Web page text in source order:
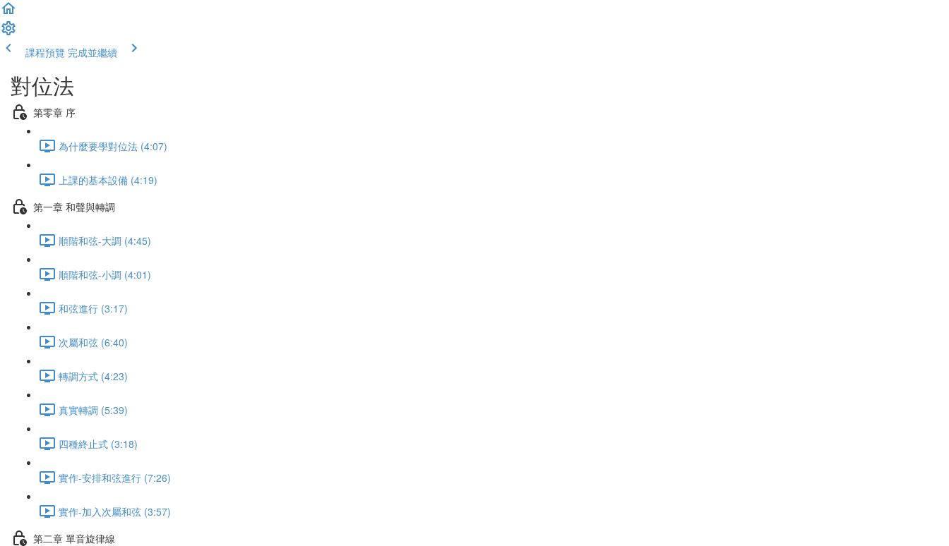
課程預覽 完成並繼續
對位法
第零章 序
為什麼要學對位法 (4:07)
上課的基本設備 (4:19)
第一章 和聲與轉調
順階和弦-大調 (4:45)
順階和弦-小調 (4:01)
和弦進行 (3:17)
次屬和弦 (6:40)
轉調方式 (4:23)
真實轉調 (5:39)
四種終止式 (3:18)
實作-安排和弦進行 (7:26)
實作-加入次屬和弦 (3:57)
第二章 單音旋律線